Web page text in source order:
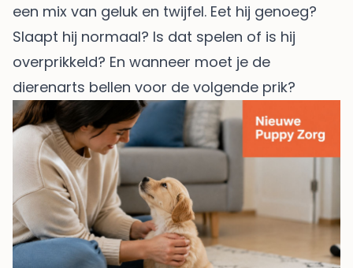
een mix van geluk en twijfel. Eet hij genoeg?
Slaapt hij normaal? Is dat spelen of is hij
overprikkeld? En wanneer moet je de
dierenarts bellen voor de volgende prik?